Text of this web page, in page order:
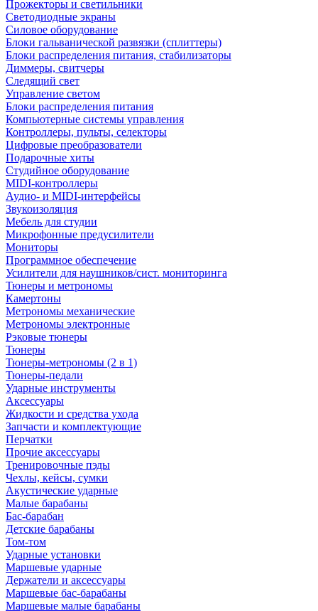
Прожекторы и светильники
Светодиодные экраны
Силовое оборудование
Блоки гальванической развязки (сплиттеры)
Блоки распределения питания, стабилизаторы
Диммеры, свитчеры
Следящий свет
Управление светом
Блоки распределения питания
Компьютерные системы управления
Контроллеры, пульты, селекторы
Цифровые преобразователи
Подарочные хиты
Студийное оборудование
MIDI-контроллеры
Аудио- и MIDI-интерфейсы
Звукоизоляция
Мебель для студии
Микрофонные предусилители
Мониторы
Программное обеспечение
Усилители для наушников/сист. мониторинга
Тюнеры и метрономы
Камертоны
Метрономы механические
Метрономы электронные
Рэковые тюнеры
Тюнеры
Тюнеры-метрономы (2 в 1)
Тюнеры-педали
Ударные инструменты
Аксессуары
Жидкости и средства ухода
Запчасти и комплектующие
Перчатки
Прочие аксессуары
Тренировочные пэды
Чехлы, кейсы, сумки
Акустические ударные
Mалые барабаны
Бас-барабан
Детские барабаны
Том-том
Ударные установки
Маршевые ударные
Держатели и аксессуары
Маршевые бас-барабаны
Маршевые малые барабаны